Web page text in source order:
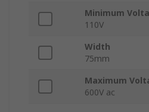
Minimum
110V
Width
75mm
Maximum
600V ac